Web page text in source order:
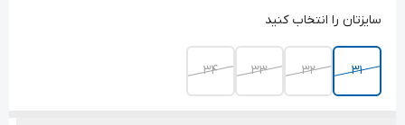
سایزتان را انتخاب کنید
۳۱ ۳۲ ۳۳ 34